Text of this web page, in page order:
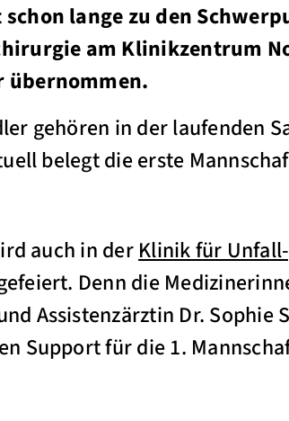
lange zu den
am Klinikzentrum
übernommen.
gehören in der laufenden
belegt die erste
auch in derKlinik für
Denn die
Assistenzärztin Dr.
Support für die 1.